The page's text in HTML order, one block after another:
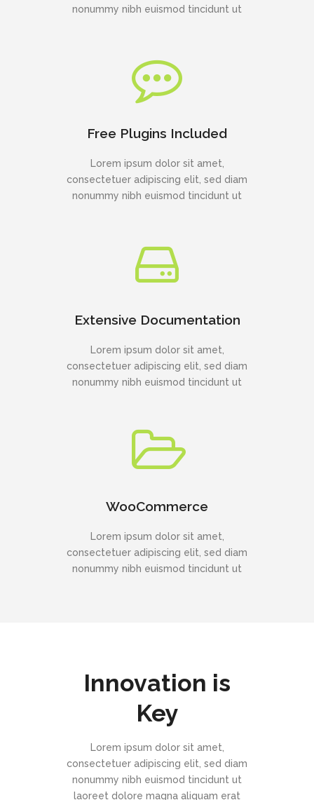
nonummy nibh euismod tincidunt ut
Free Plugins Included
Lorem ipsum dolor sit amet,
consectetuer adipiscing elit, sed diam
nonummy nibh euismod tincidunt ut
Extensive Documentation
Lorem ipsum dolor sit amet,
consectetuer adipiscing elit, sed diam
nonummy nibh euismod tincidunt ut
WooCommerce
Lorem ipsum dolor sit amet,
consectetuer adipiscing elit, sed diam
nonummy nibh euismod tincidunt ut
Innovation is
Key
Lorem ipsum dolor sit amet,
consectetuer adipiscing elit, sed diam
nonummy nibh euismod tincidunt ut
laoreet dolore magna aliquam erat